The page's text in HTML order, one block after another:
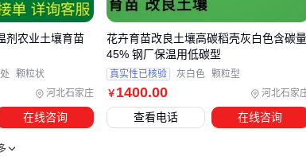
牌，向终端消费者直观传递环保价值。这类配套虽
完整环保解决方案不可忽视的拼图。
些使用习惯会削弱环保工艺品的实际价值？
品的使用寿命与其环保效益直接相关。以植物纤维填
，虽然本身可降解，但若长期暴露在潮湿环境中会加
建议在仓储时配合
河北石家庄
剂农业土壤育苗
颗粒状
在线咨询
￥ 1400.00 河北石家
花卉育苗改良土壤高碳稻壳灰白色含碳
45% 钢厂保温用低碳型
真实性已核验 灰白色 颗粒型
查看电话 在线咨询